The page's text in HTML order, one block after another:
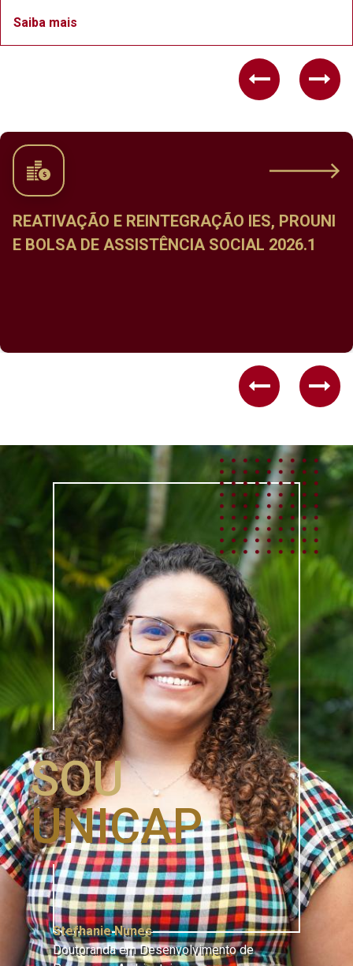
Previous
CALENDÁRIO DE
DISCIPLINAS DO
IES, PROUNI
SOCIAL 2026.1
Previous
SOU
UNICAP
Stefhanie Nunes
Doutoranda em Desenvolvimento de